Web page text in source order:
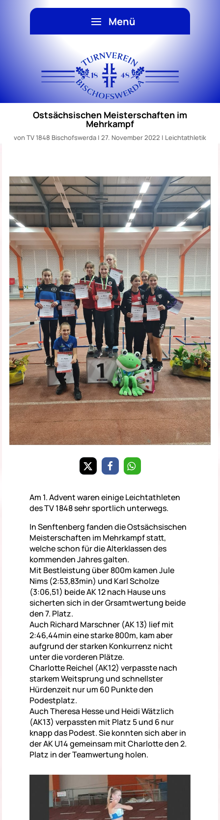
Ostsächsischen Meisterschaften im
Mehrkampf
von TV 1848 Bischofswerda | 27. November 2022 | Leichtathletik
Am 1. Advent waren einige Leichtathleten
des TV 1848 sehr sportlich unterwegs.
In Senftenberg fanden die Ostsächsischen
Meisterschaften im Mehrkampf statt,
welche schon für die Alterklassen des
kommenden Jahres galten.
Mit Bestleistung über 800m kamen Jule
Nims (2:53,83min) und Karl Scholze
(3:06,51) beide AK 12 nach Hause uns
sicherten sich in der Grsamtwertung beide
den 7. Platz.
Auch Richard Marschner (AK 13) lief mit
2:46,44min eine starke 800m, kam aber
aufgrund der starken Konkurrenz nicht
unter die vorderen Plätze.
Charlotte Reichel (AK12) verpasste nach
starkem Weitsprung und schnellster
Hürdenzeit nur um 60 Punkte den
Podestplatz.
Auch Theresa Hesse und Heidi Wätzlich
(AK13) verpassten mit Platz 5 und 6 nur
knapp das Podest. Sie konnten sich aber in
der AK U14 gemeinsam mit Charlotte den 2.
Platz in der Teamwertung holen.